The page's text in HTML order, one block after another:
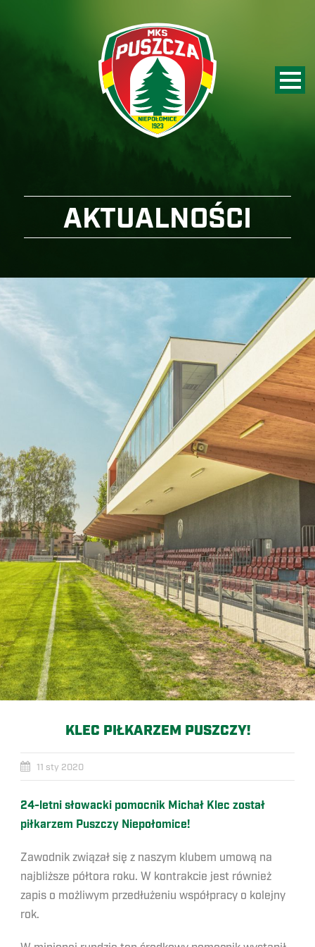
AKTUALNOŚCI
KLEC PIŁKARZEM PUSZCZY!
11 sty 2020
24-letni słowacki pomocnik Michał Klec został
piłkarzem Puszczy Niepołomice!
Zawodnik związał się z naszym klubem umową na
najbliższe półtora roku. W kontrakcie jest również
zapis o możliwym przedłużeniu współpracy o kolejny
rok.